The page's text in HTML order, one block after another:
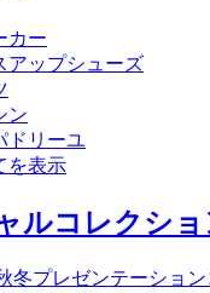
カー
アップシューズ
ン
ドリーユ
を表示
ルコレクショ
冬プレゼンテーショ